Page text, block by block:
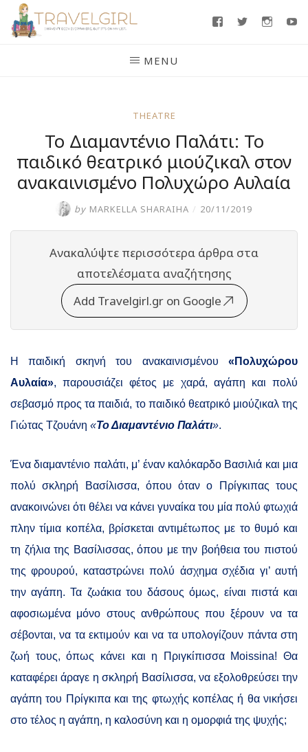
Skip
FacebookTwitter
MENU
THEATRE
Το Διαμαντένιο Παλάτι: Το
παιδικό θεατρικό μιούζικαλ στον
ανακαινισμένο Πολυχώρο Αυλαία
by MARKELLA SHARAIHA / 20/11/2019
Ανακαλύψτε περισσότερα άρθρα στα
αποτελέσματα αναζήτησης
Add Travelgirl.gr on Google
Η παιδική σκηνή του ανακαινισμένου «Πολυχώρου
Αυλαία», παρουσιάζει φέτος με χαρά, αγάπη και πολύ
σεβασμό προς τα παιδιά, το παιδικό θεατρικό μιούζικαλ της
Γιώτας Τζουάνη «Το Διαμαντένιο Παλάτι».
Ένα διαμαντένιο παλάτι, μ’ έναν καλόκαρδο Βασιλιά και μια
πολύ σκληρή Βασίλισσα, όπου όταν ο Πρίγκιπας τους
ανακοινώνει ότι θέλει να κάνει γυναίκα του μία πολύ φτωχιά
πλην τίμια κοπέλα, βρίσκεται αντιμέτωπος με το θυμό και
τη ζήλια της Βασίλισσας, όπου με την βοήθεια του πιστού
της φρουρού, καταστρώνει πολύ άσχημα σχέδια γι’ αυτή
την αγάπη. Τα ζωάκια του δάσους όμως, είναι πιστά και
αφοσιωμένα μόνο στους ανθρώπους που ξέρουν να τα
σέβονται, να τα εκτιμούν και να τα υπολογίζουν πάντα στη
ζωή τους, όπως κάνει και η Πριγκίπισσα Mοissina! Θα
καταφέρει άραγε η σκληρή Βασίλισσα, να εξολοθρεύσει την
αγάπη του Πρίγκιπα και της φτωχής κοπέλας ή θα νικήσει
στο τέλος η αγάπη, η καλοσύνη και η ομορφιά της ψυχής;